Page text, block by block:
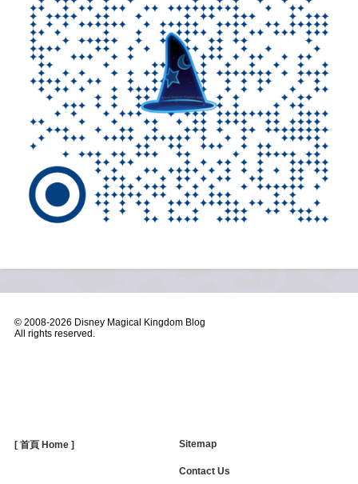
© 2008-2026 Disney Magical Kingdom Blog
All rights reserved.
[ 首頁 Home ] Sitemap
Contact Us